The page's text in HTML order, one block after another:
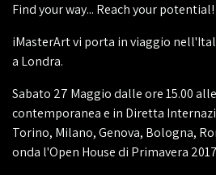
Find your way... Reach your potential!
iMasterArt vi porta in viaggio
a Londra.
Sabato 27 Maggio dalle ore 15.00
contemporanea e in Diretta
Torino, Milano, Genova, Bologna,
onda l'Open House di Primavera